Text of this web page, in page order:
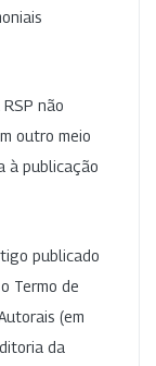
não
outro meio
à publicação
publicado
Termo de
(em
da